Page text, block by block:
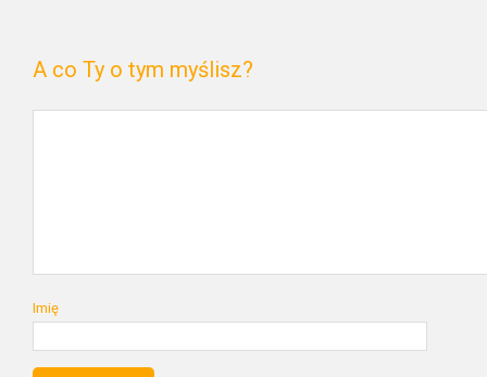
A co Ty o tym myślisz?
Imię